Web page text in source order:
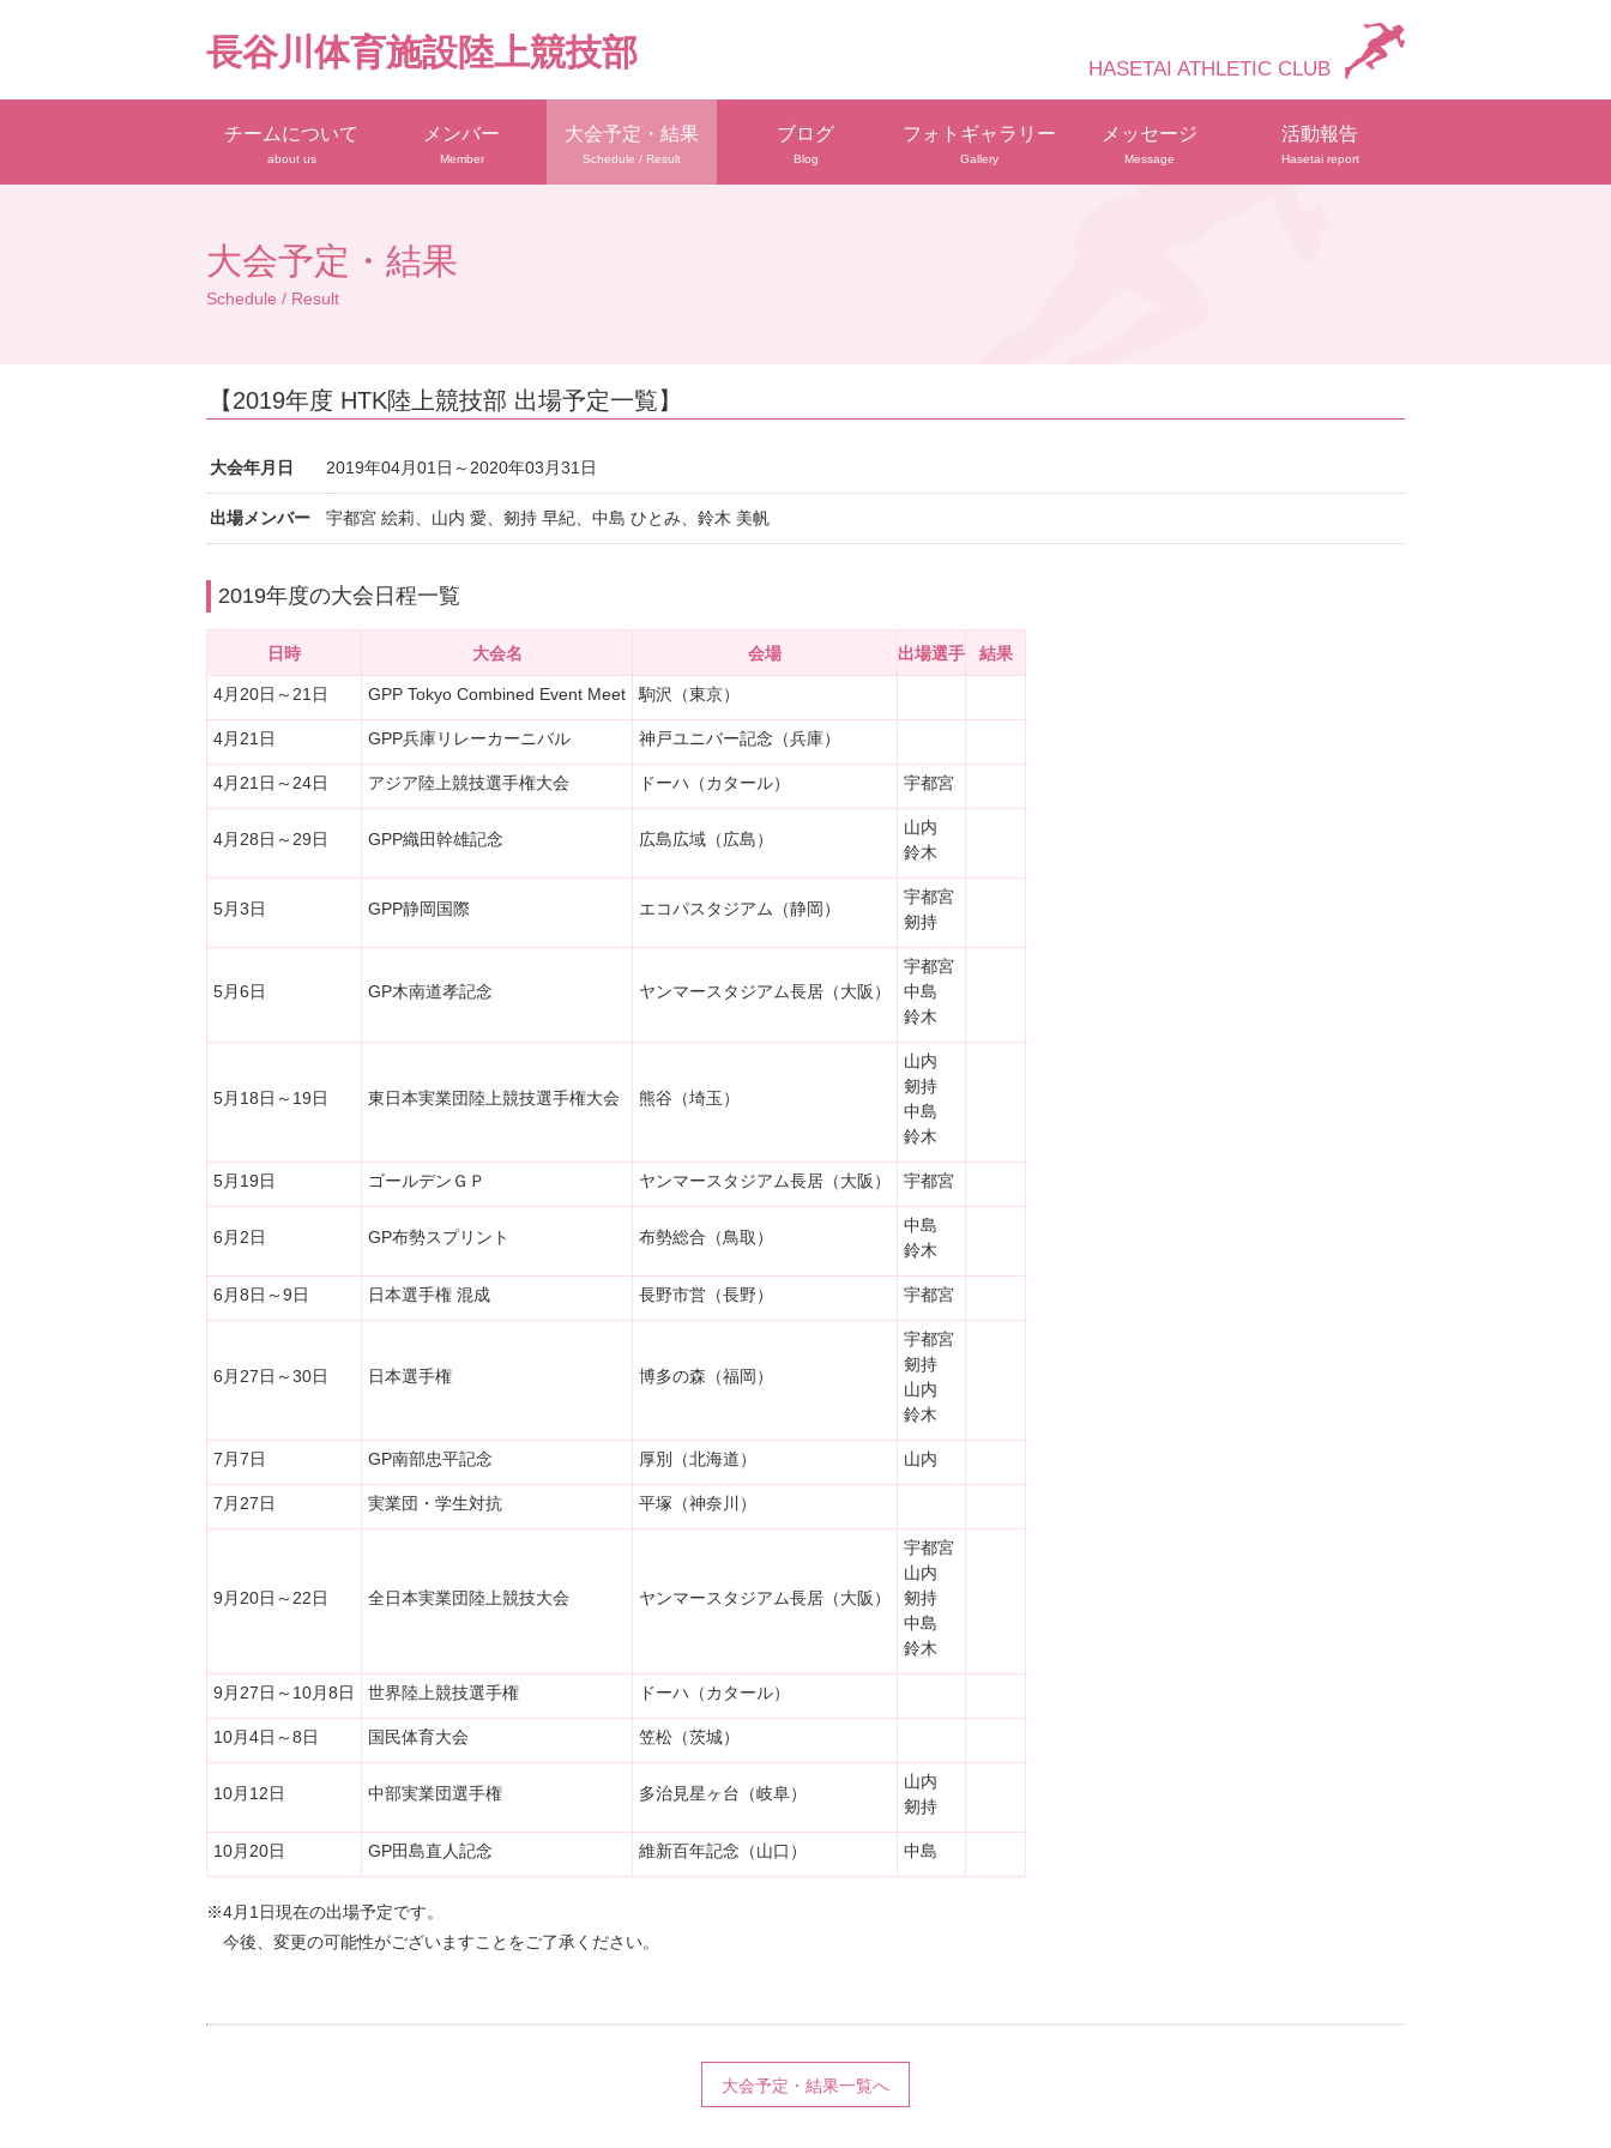
長谷川体育施設陸上競技部 HASETAI ATHLETIC CLUB
チームについて
about us
メンバー
Member
大会予定・結果
Schedule / Result
ブログ
Blog
フォトギャラリー
Gallery
メッセージ
Message
活動報告
Hasetai report
大会予定・結果
Schedule / Result
【2019年度 HTK陸上競技部 出場予定一覧】
大会年月日 2019年04月01日～2020年03月31日
出場メンバー 宇都宮 絵莉、山内 愛、剱持 早紀、中島 ひとみ、鈴木 美帆
2019年度の大会日程一覧
日時 大会名 会場 出場選手 結果
4月20日～21日 GPP Tokyo Combined Event Meet 駒沢（東京）
4月21日 GPP兵庫リレーカーニバル 神戸ユニバー記念（兵庫）
4月21日～24日 アジア陸上競技選手権大会 ドーハ（カタール） 宇都宮
4月28日～29日 GPP織田幹雄記念 広島広域（広島）
山内
鈴木
5月3日 GPP静岡国際 エコパスタジアム（静岡）
宇都宮
剱持
5月6日 GP木南道孝記念 ヤンマースタジアム長居（大阪）
宇都宮
中島
鈴木
5月18日～19日 東日本実業団陸上競技選手権大会 熊谷（埼玉）
山内
剱持
中島
鈴木
5月19日 ゴールデンＧＰ ヤンマースタジアム長居（大阪） 宇都宮
6月2日 GP布勢スプリント 布勢総合（鳥取）
中島
鈴木
6月8日～9日 日本選手権 混成 長野市営（長野） 宇都宮
6月27日～30日 日本選手権 博多の森（福岡）
宇都宮
剱持
山内
鈴木
7月7日 GP南部忠平記念 厚別（北海道） 山内
7月27日 実業団・学生対抗 平塚（神奈川）
9月20日～22日 全日本実業団陸上競技大会 ヤンマースタジアム長居（大阪）
宇都宮
山内
剱持
中島
鈴木
9月27日～10月8日 世界陸上競技選手権 ドーハ（カタール）
10月4日～8日 国民体育大会 笠松（茨城）
10月12日 中部実業団選手権 多治見星ヶ台（岐阜）
山内
剱持
10月20日 GP田島直人記念 維新百年記念（山口） 中島
※4月1日現在の出場予定です。
今後、変更の可能性がございますことをご了承ください。
大会予定・結果一覧へ